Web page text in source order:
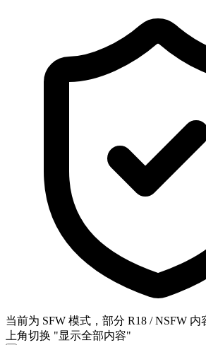
当前为 SFW 模式，部分 R18 / NSFW
上角切换 "显示全部内容"